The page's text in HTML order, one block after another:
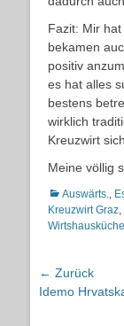
Fazit: Mir
bekamen
positiv
es hat alles
bestens
wirklich
Kreuzwirt
Meine völlig
Kategorien
Auswärts.,
Kreuzwirt Graz,
Wirtshausküche
← Zurück
Vorheriger
Idemo